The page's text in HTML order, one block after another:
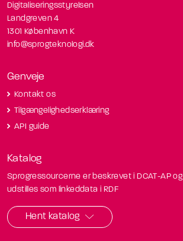
Digitaliseringsstyrelsen
Landgreven 4
1301 København K
info@sprogteknologi.dk
Genveje
Kontakt os
Tilgængelighedserklæring
API guide
Katalog
Sprogressourcerne er beskrevet i DCAT-AP og
udstilles som linkeddata i RDF
Hent katalog